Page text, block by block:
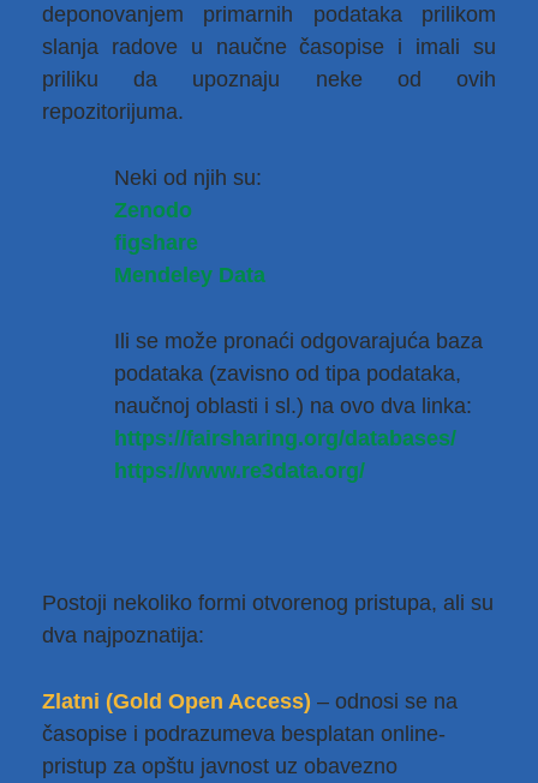
deponovanjem primarnih podataka prilikom
slanja radove u naučne časopise i imali su
priliku da upoznaju neke od ovih
repozitorijuma.
Neki od njih su:
Zenodo
figshare
Mendeley Data
Ili se može pronaći odgovarajuća baza
podataka (zavisno od tipa podataka,
naučnoj oblasti i sl.) na ovo dva linka:
https://fairsharing.org/databases/
https://www.re3data.org/
Postoji nekoliko formi otvorenog pristupa, ali su
dva najpoznatija:
Zlatni (Gold Open Access) – odnosi se na
časopise i podrazumeva besplatan online-
pristup za opštu javnost uz obavezno